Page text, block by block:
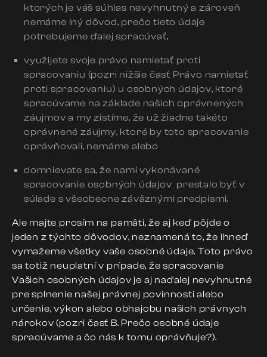
ktorých je váš súhlas nevyhnutný a zároveň
nemáme iný dôvod, prečo tieto údaje
potrebujeme ďalej spracúvať,
využijete svoje právo namietať proti
spracovaniu (pozri nižšie časť Právo namietať
proti spracovaniu) u osobných údajov, ktoré
spracúvame na základe našich oprávnených
záujmov a my zistíme, že už žiadne takéto
oprávnené záujmy, ktoré by toto spracovanie
oprávňovali, nemáme alebo
domnievate sa, že nami vykonávané
spracovanie osobných údajov prestalo byť v
súlade s všeobecne záväznými predpismi.
Ale majte prosím na pamäti, že aj keď pôjde o
jeden z týchto dôvodov, neznamená to, že ihneď
vymažeme všetky vaše osobné údaje. Toto právo
sa totiž neuplatní v prípade, že spracovanie
Vašich osobných údajov je aj naďalej nevyhnutné
pre splnenie našej právnej povinnosti alebo
určenie, výkon alebo obhajobu našich právnych
nárokov (pozri časť B. Prečo osobné údaje
spracúvame a čo nás k tomu oprávňuje?).